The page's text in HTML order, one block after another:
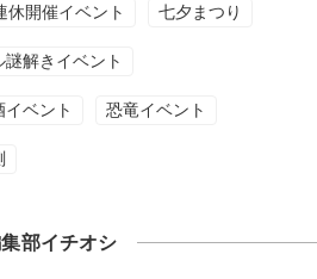
休開催イベント 七夕まつり
謎解きイベント
イベント 恐竜イベント
部イチオシ